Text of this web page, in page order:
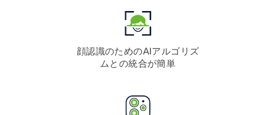
顔認識のためのAIアルゴリズ
ムとの統合が簡単